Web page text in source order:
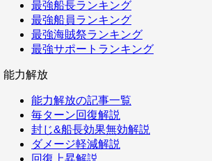
最強船長ランキング
最強船員ランキング
最強海賊祭ランキング
最強サポートランキング
能力解放
能力解放の記事一覧
毎ターン回復解説
封じ&船長効果無効解説
ダメージ軽減解説
回復上昇解説